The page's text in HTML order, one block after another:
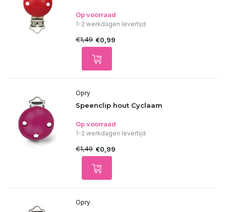
Op voorraad
1-2 werkdagen levertijd
€1,49 €0,99
Opry
Speenclip hout Cyclaam
Op voorraad
1-2 werkdagen levertijd
€1,49 €0,99
Opry